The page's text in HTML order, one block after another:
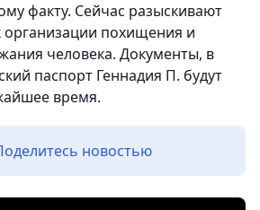
факту. Сейчас разыскивают
организации похищения и
человека. Документы, в
паспорт Геннадия П. будут
время.
новостью